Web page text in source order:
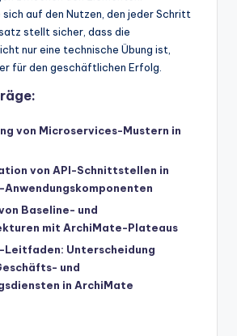
sich auf den Nutzen, den jeder Schritt
stellt sicher, dass die
nur eine technische Übung ist,
für den geschäftlichen Erfolg.
von Microservices-Mustern in
von API-Schnittstellen in
Baseline- und
mit ArchiMate-Plateaus
Unterscheidung
und
in ArchiMate